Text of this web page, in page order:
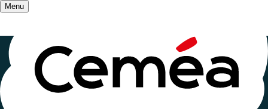
Menu
Accueil/
Salle de presse
Les Ceméa expriment leurs idées et positionnements
Geopolitique Israël - Palestine